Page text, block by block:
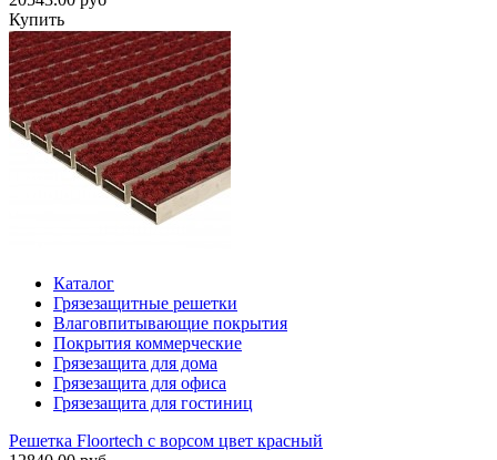
Купить
Каталог
Грязезащитные решетки
Влаговпитывающие покрытия
Покрытия коммерческие
Грязезащита для дома
Грязезащита для офиса
Грязезащита для гостиниц
Решетка Floortech с ворсом цвет красный